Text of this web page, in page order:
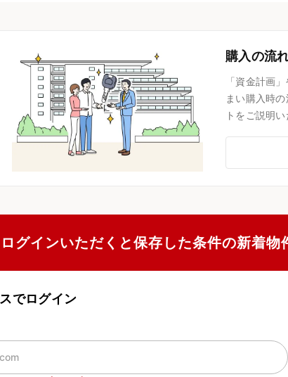
購入の流
「資金計画
まい購入時
トをご説明い
グインいただくと保存した条件の新着
でログイン